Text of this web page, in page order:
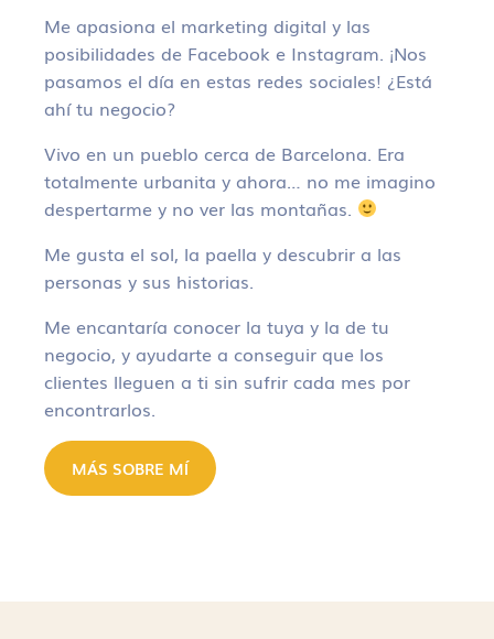
Me apasiona el marketing digital y las
posibilidades de Facebook e Instagram. ¡Nos
pasamos el día en estas redes sociales! ¿Está
ahí tu negocio?
Vivo en un pueblo cerca de Barcelona. Era
totalmente urbanita y ahora… no me imagino
despertarme y no ver las montañas.
Me gusta el sol, la paella y descubrir a las
personas y sus historias.
Me encantaría conocer la tuya y la de tu
negocio, y ayudarte a conseguir que los
clientes lleguen a ti sin sufrir cada mes por
encontrarlos.
MÁS SOBRE MÍ